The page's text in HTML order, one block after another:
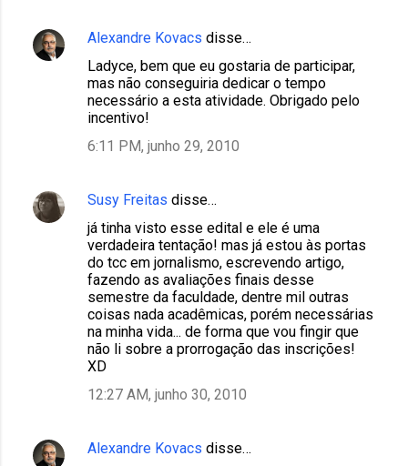
t
Alexandre Kovacs disse…
Ladyce, bem que eu gostaria de participar,
mas não conseguiria dedicar o tempo
necessário a esta atividade. Obrigado pelo
incentivo!
6:11 PM, junho 29, 2010
Susy Freitas disse…
já tinha visto esse edital e ele é uma
verdadeira tentação! mas já estou às portas
do tcc em jornalismo, escrevendo artigo,
fazendo as avaliações finais desse
semestre da faculdade, dentre mil outras
coisas nada acadêmicas, porém necessárias
na minha vida... de forma que vou fingir que
não li sobre a prorrogação das inscrições!
XD
12:27 AM, junho 30, 2010
Alexandre Kovacs disse…